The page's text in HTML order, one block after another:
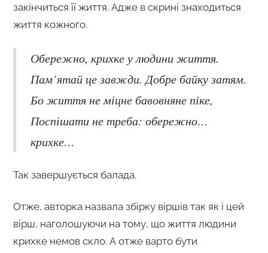
закінчиться її життя. Адже в скрині знаходиться
життя кожного.
Обережно, крихке у людини життя.
Пам’ятай це завжди. Добре байку затям.
Бо життя не міцне бавовняне піке,
Поспішати не треба: обережно…
крихке…
Так завершується балада.
Отже, авторка назвала збірку віршів так як і цей
вірш, наголошуючи на тому, що життя людини
крихке немов скло. А отже варто бути